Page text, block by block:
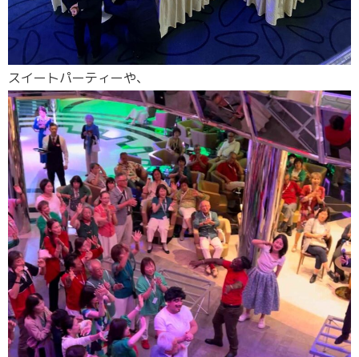
スイートパーティーや、